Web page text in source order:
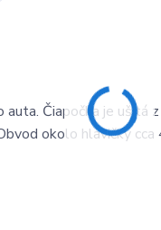
Čiapočka je ušitá
okolo hlavičky